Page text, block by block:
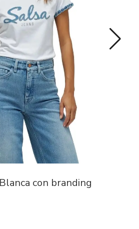
con branding